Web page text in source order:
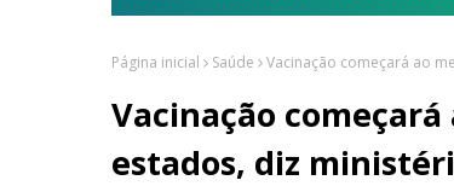
Página inicial Saúde Vacinação começará ao
Vacinação
estados, diz